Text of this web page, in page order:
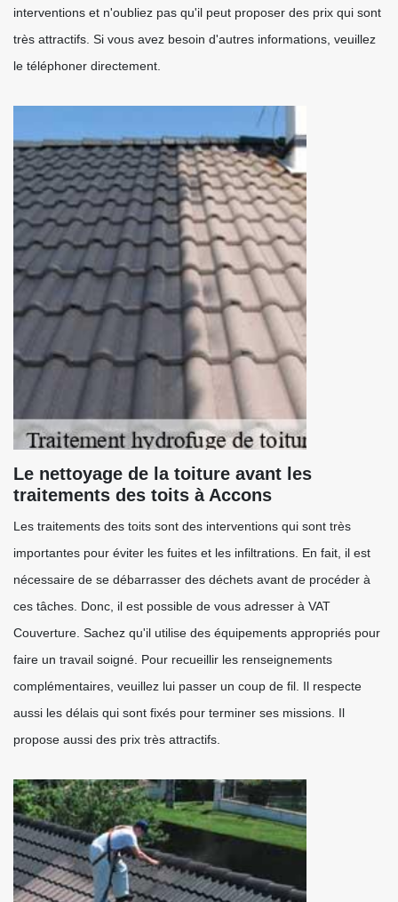
interventions et n'oubliez pas qu'il peut proposer des prix qui sont
très attractifs. Si vous avez besoin d'autres informations, veuillez
le téléphoner directement.
Le nettoyage de la toiture avant les
traitements des toits à Accons
Les traitements des toits sont des interventions qui sont très
importantes pour éviter les fuites et les infiltrations. En fait, il est
nécessaire de se débarrasser des déchets avant de procéder à
ces tâches. Donc, il est possible de vous adresser à VAT
Couverture. Sachez qu'il utilise des équipements appropriés pour
faire un travail soigné. Pour recueillir les renseignements
complémentaires, veuillez lui passer un coup de fil. Il respecte
aussi les délais qui sont fixés pour terminer ses missions. Il
propose aussi des prix très attractifs.